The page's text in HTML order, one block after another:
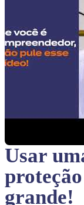
Usar
proteção
grande!